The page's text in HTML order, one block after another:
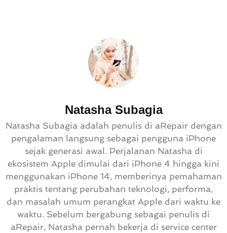
Natasha Subagia
Natasha Subagia adalah penulis di aRepair dengan
pengalaman langsung sebagai pengguna iPhone
sejak generasi awal. Perjalanan Natasha di
ekosistem Apple dimulai dari iPhone 4 hingga kini
menggunakan iPhone 14, memberinya pemahaman
praktis tentang perubahan teknologi, performa,
dan masalah umum perangkat Apple dari waktu ke
waktu. Sebelum bergabung sebagai penulis di
aRepair, Natasha pernah bekerja di service center